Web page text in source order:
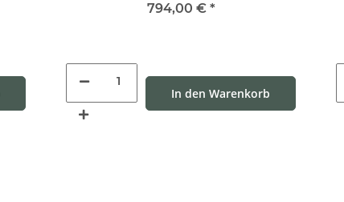
794,00 € *
In den Warenkorb